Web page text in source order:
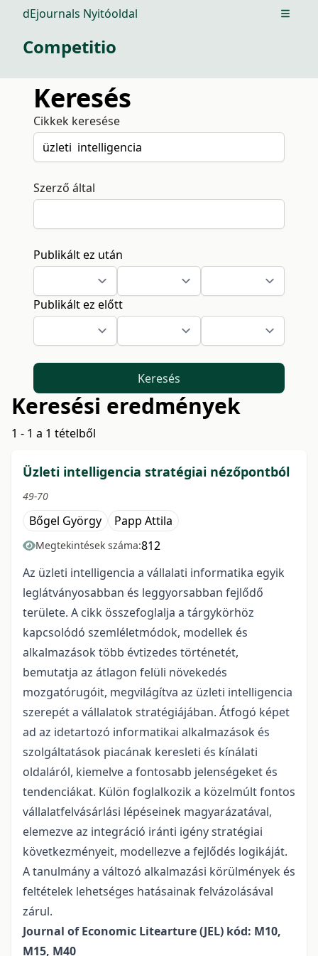
dEjournals Nyitóoldal Open
Competitio
Keresés
Cikkek keresése
Szerző által
Publikált ez után
Publikált ez előtt
Keresés
Keresési eredmények
1 - 1 a 1 tételből
Üzleti intelligencia stratégiai nézőpontból
49-70
Bőgel György Papp Attila
Megtekintések száma:812
Az üzleti intelligencia a vállalati informatika egyik
leglátványosabban és leggyorsabban fejlődő
területe. A cikk összefoglalja a tárgykörhöz
kapcsolódó szemléletmódok, modellek és
alkalmazások több évtizedes történetét,
bemutatja az átlagon felüli növekedés
mozgatórugóit, megvilágítva az üzleti intelligencia
szerepét a vállalatok stratégiájában. Átfogó képet
ad az idetartozó informatikai alkalmazások és
szolgáltatások piacának keresleti és kínálati
oldaláról, kiemelve a fontosabb jelenségeket és
tendenciákat. Külön foglalkozik a közelmúlt fontos
vállalatfelvásárlási lépéseinek magyarázatával,
elemezve az integráció iránti igény stratégiai
következményeit, modellezve a fejlődés logikáját.
A tanulmány a változó alkalmazási körülmények és
feltételek lehetséges hatásainak felvázolásával
zárul.
Journal of Economic Litearture (JEL) kód: M10,
M15, M40